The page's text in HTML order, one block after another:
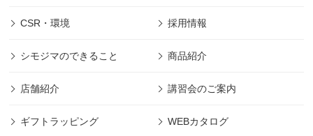
CSR・環境 採用情報
シモジマのできること 商品紹介
店舗紹介 講習会のご案内
ギフトラッピング WEBカタログ